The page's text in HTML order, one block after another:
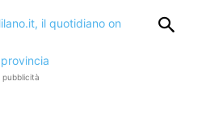
pubblicità